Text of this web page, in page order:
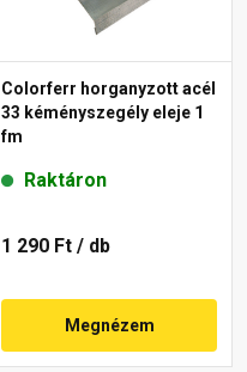
Colorferr horganyzott acél
33 kéményszegély eleje 1
fm
Raktáron
1 290 Ft / db
Megnézem